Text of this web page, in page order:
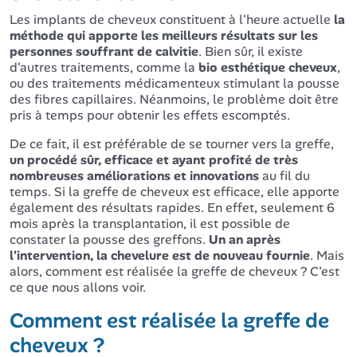
Les implants de cheveux constituent à l'heure actuelle la
méthode qui apporte les meilleurs résultats sur les
personnes souffrant de calvitie. Bien sûr, il existe
d'autres traitements, comme la bio esthétique cheveux,
ou des traitements médicamenteux stimulant la pousse
des fibres capillaires. Néanmoins, le problème doit être
pris à temps pour obtenir les effets escomptés.
De ce fait, il est préférable de se tourner vers la greffe,
un procédé sûr, efficace et ayant profité de très
nombreuses améliorations et innovationsau fil du
temps. Si la greffe de cheveux est efficace, elle apporte
également des résultats rapides. En effet, seulement 6
mois après la transplantation, il est possible de
constater la pousse des greffons. Un an après
l'intervention, la chevelure est de nouveau fournie. Mais
alors, comment est réalisée la greffe de cheveux ? C'est
ce que nous allons voir.
Comment est réalisée la greffe de
cheveux ?